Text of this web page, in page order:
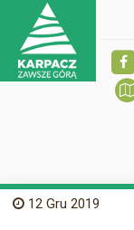
12 Gru 2019